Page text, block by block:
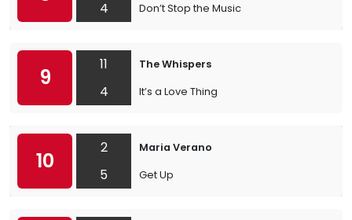
4
Don’t Stop the Music
9
11
4
The Whispers
It’s a Love Thing
10
2
5
Maria Verano
Get Up